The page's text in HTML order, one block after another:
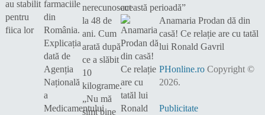
această perioadă”
Anamaria Prodan dă din
casă! Ce relație are cu tatăl
lui Ronald Gavril
PHonline.roCopyright ©
2026.
Publicitate